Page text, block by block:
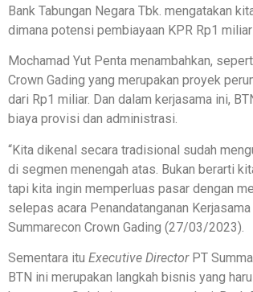
Bank Tabungan Negara Tbk. mengatakan
dimana potensi pembiayaan KPR Rp1
Mochamad Yut Penta menambahkan,
Crown Gading yang merupakan proyek
dari Rp1 miliar. Dan dalam kerjasama ini,
biaya provisi dan administrasi.
“Kita dikenal secara tradisional sudah
di segmen menengah atas. Bukan berarti
tapi kita ingin memperluas pasar dengan
selepas acara Penandatanganan
Summarecon Crown Gading (27/03/2023).
Sementara itu Executive Director PT
BTN ini merupakan langkah bisnis yang